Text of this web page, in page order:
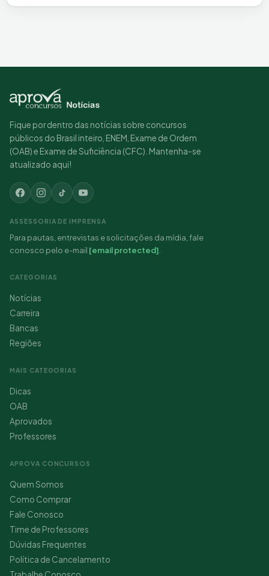
Fique por dentro das notícias sobre concursos
públicos do Brasil inteiro, ENEM, Exame de Ordem
(OAB) e Exame de Suficiência (CFC). Mantenha-se
atualizado aqui!
ASSESSORIA DE IMPRENSA
Para pautas, entrevistas e solicitações da mídia, fale
conosco pelo e-mail [email protected].
CATEGORIAS
Notícias
Carreira
Bancas
Regiões
MAIS CATEGORIAS
Dicas
OAB
Aprovados
Professores
APROVA CONCURSOS
Quem Somos
Como Comprar
Fale Conosco
Time de Professores
Dúvidas Frequentes
Política de Cancelamento